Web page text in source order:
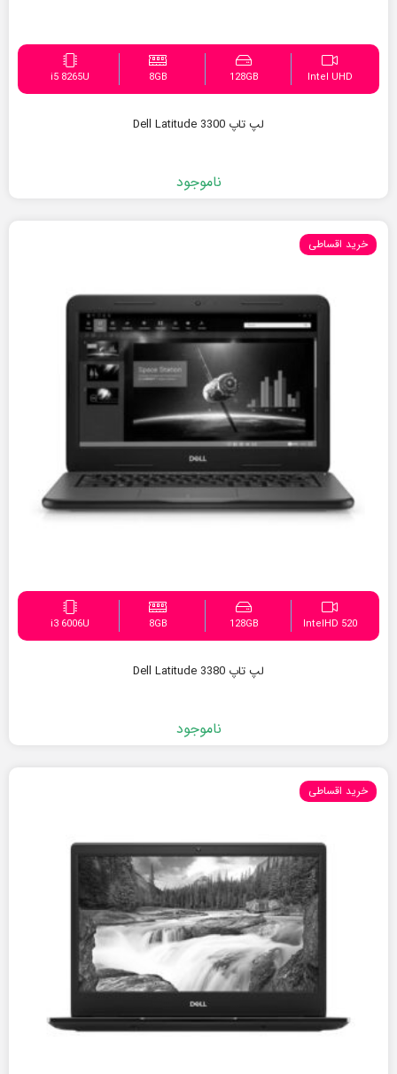
Intel UHD
128GB
8GB
i5 8265U
لپ تاپ Dell Latitude 3300
ناموجود
خرید اقساطی
IntelHD 520
128GB
8GB
i3 6006U
لپ تاپ Dell Latitude 3380
ناموجود
خرید اقساطی